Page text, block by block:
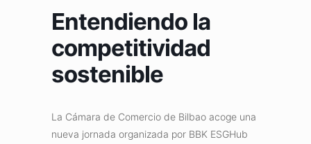
Entendiendo la
competitividad
sostenible
La Cámara de Comercio de Bilbao acoge una
nueva jornada organizada por BBK ESGHub